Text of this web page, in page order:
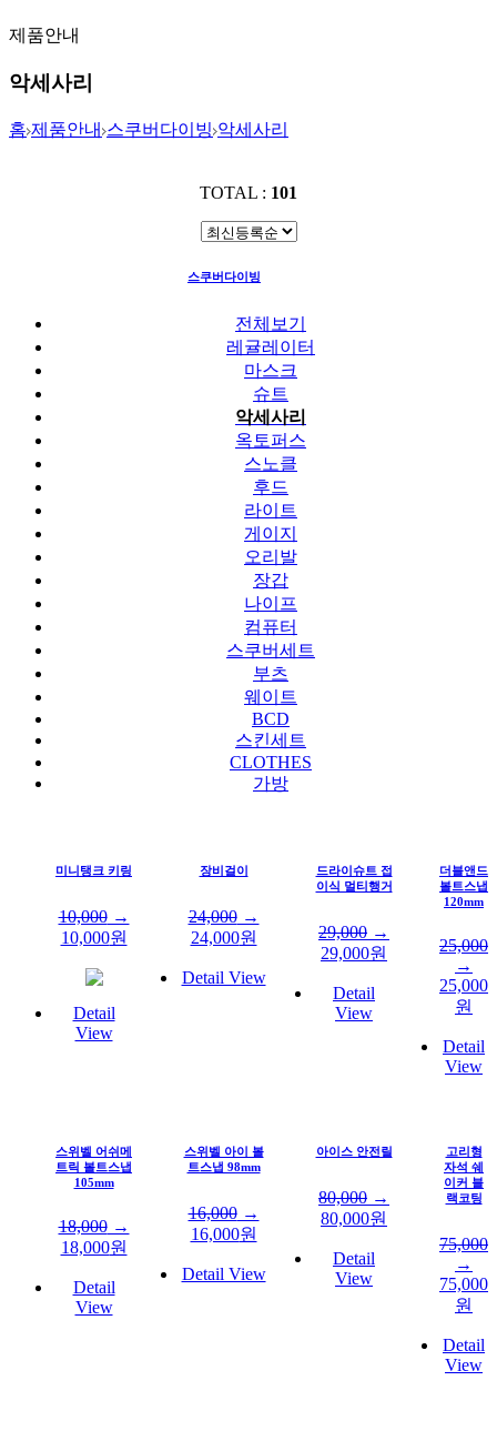
제품안내
악세사리
홈 제품안내 스쿠버다이빙 악세사리
TOTAL : 101
스쿠버다이빙
전체보기
레귤레이터
마스크
슈트
악세사리
옥토퍼스
스노클
후드
라이트
게이지
오리발
장갑
나이프
컴퓨터
스쿠버세트
부츠
웨이트
BCD
스킨세트
CLOTHES
가방
미니탱크 키링
10,000→
10,000원
Detail
View
장비걸이
24,000→
24,000원
Detail View
드라이슈트 접
이식 멀티행거
29,000 →
29,000원
Detail
View
더블앤드
볼트스냅
120mm
25,000
→
25,000
원
Detail
View
스위벨 어쉬메
트릭 볼트스냅
105mm
18,000→
18,000원
Detail
View
스위벨 아이 볼
트스냅 98mm
16,000→
16,000원
Detail View
아이스 안전릴
80,000 →
80,000원
Detail
View
고리형
자석 쉐
이커 블
랙코팅
75,000
→
75,000
원
Detail
View